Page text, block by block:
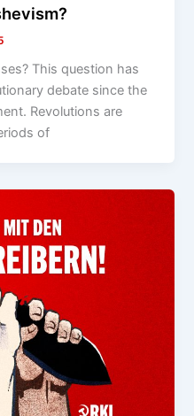
This question has
debate since the
Revolutions are
of